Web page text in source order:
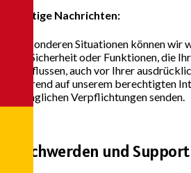
Wichtige Nachrichten:
In besonderen Situationen können
über Sicherheit oder Funktionen, die
beeinflussen, auch vor Ihrer
basierend auf unserem berechtigten
vertraglichen Verpflichtungen senden.
Beschwerden und Support